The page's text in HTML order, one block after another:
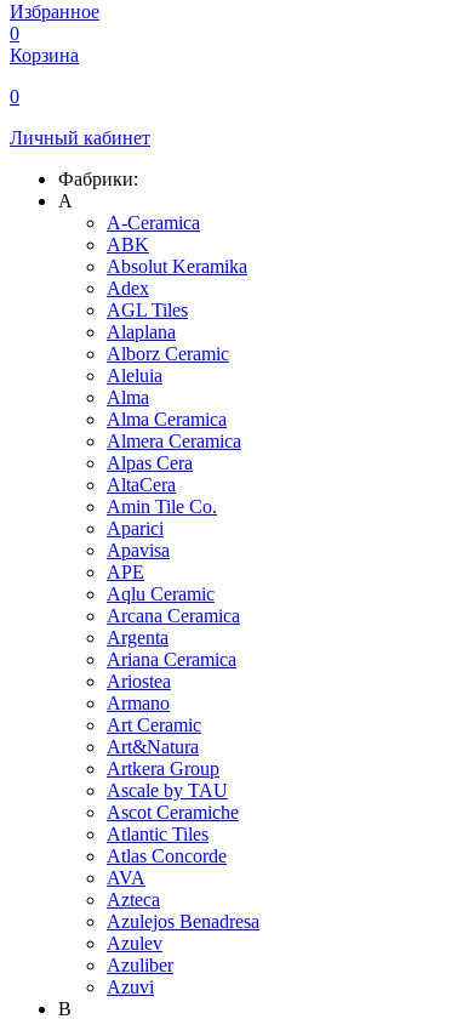
Избранное
0
Корзина
0
Личный кабинет
Фабрики:
A
A-Ceramica
ABK
Absolut Keramika
Adex
AGL Tiles
Alaplana
Alborz Ceramic
Aleluia
Alma
Alma Ceramica
Almera Ceramica
Alpas Cera
AltaCera
Amin Tile Co.
Aparici
Apavisa
APE
Aqlu Ceramic
Arcana Ceramica
Argenta
Ariana Ceramica
Ariostea
Armano
Art Ceramic
Art&Natura
Artkera Group
Ascale by TAU
Ascot Ceramiche
Atlantic Tiles
Atlas Concorde
AVA
Azteca
Azulejos Benadresa
Azulev
Azuliber
Azuvi
B